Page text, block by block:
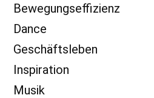
Bewegungseffizienz
Dance
Geschäftsleben
Inspiration
Musik